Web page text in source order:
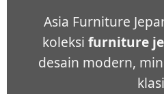
Asia Furniture
koleksi furniture
desain modern,